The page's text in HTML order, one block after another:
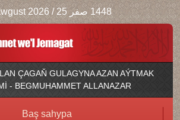
2026 / 1448 صفر 25
ÇAGAŇ GULAGYNA AZAN AÝTMAK
- BEGMUHAMMET ALLANAZAR
Baş sahypa